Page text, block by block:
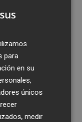
con el
No hubo
con un
pero
imposible,
el 0-3. Tan
después, el
para
en su
únicos
medir